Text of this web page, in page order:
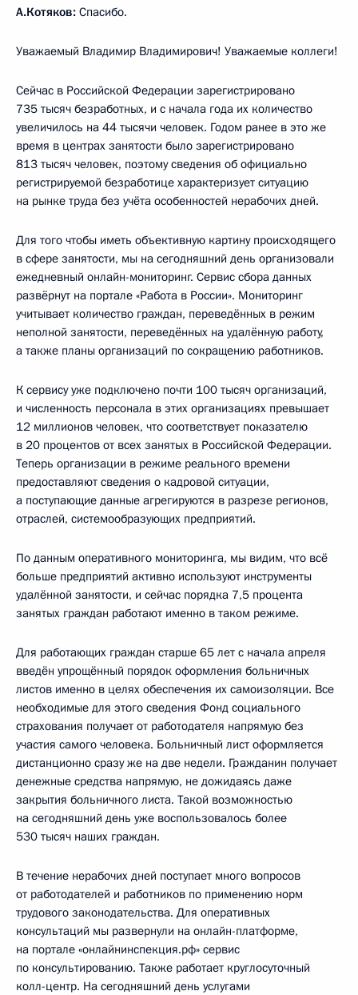
А.Котяков: Спасибо.
Уважаемый Владимир Владимирович! Уважаемые коллеги!
Сейчас в Российской Федерации зарегистрировано
735 тысяч безработных, и с начала года их количество
увеличилось на 44 тысячи человек. Годом ранее в это же
время в центрах занятости было зарегистрировано
813 тысяч человек, поэтому сведения об официально
регистрируемой безработице характеризует ситуацию
на рынке труда без учёта особенностей нерабочих дней.
Для того чтобы иметь объективную картину происходящего
в сфере занятости, мы на сегодняшний день организовали
ежедневный онлайн-мониторинг. Сервис сбора данных
развёрнут на портале «Работа в России». Мониторинг
учитывает количество граждан, переведённых в режим
неполной занятости, переведённых на удалённую работу,
а также планы организаций по сокращению работников.
К сервису уже подключено почти 100 тысяч организаций,
и численность персонала в этих организациях превышает
12 миллионов человек, что соответствует показателю
в 20 процентов от всех занятых в Российской Федерации.
Теперь организации в режиме реального времени
предоставляют сведения о кадровой ситуации,
а поступающие данные агрегируются в разрезе регионов,
отраслей, системообразующих предприятий.
По данным оперативного мониторинга, мы видим, что всё
больше предприятий активно используют инструменты
удалённой занятости, и сейчас порядка 7,5 процента
занятых граждан работают именно в таком режиме.
Для работающих граждан старше 65 лет с начала апреля
введён упрощённый порядок оформления больничных
листов именно в целях обеспечения их самоизоляции. Все
необходимые для этого сведения Фонд социального
страхования получает от работодателя напрямую без
участия самого человека. Больничный лист оформляется
дистанционно сразу же на две недели. Гражданин получает
денежные средства напрямую, не дожидаясь даже
закрытия больничного листа. Такой возможностью
на сегодняшний день уже воспользовалось более
530 тысяч наших граждан.
В течение нерабочих дней поступает много вопросов
от работодателей и работников по применению норм
трудового законодательства. Для оперативных
консультаций мы развернули на онлайн-платформе,
на портале «онлайнинспекция.рф» сервис
по консультированию. Также работает круглосуточный
колл-центр. На сегодняшний день услугами